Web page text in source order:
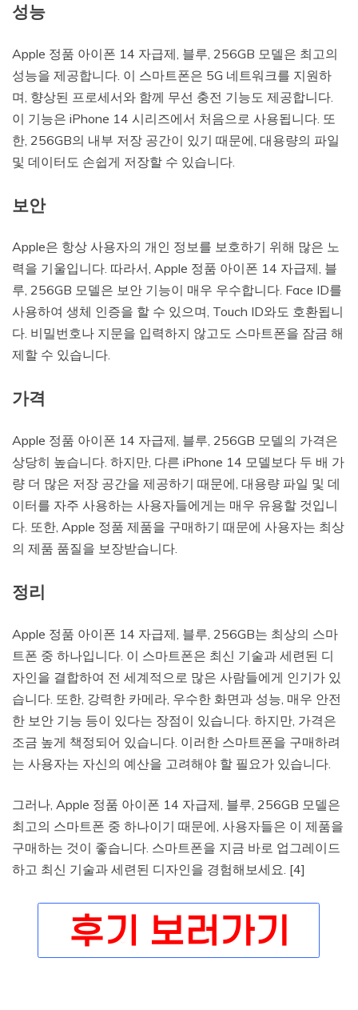
성능
Apple 정품 아이폰 14 자급제, 블루, 256GB 모델은 최고의
성능을 제공합니다. 이 스마트폰은 5G 네트워크를 지원하
며, 향상된 프로세서와 함께 무선 충전 기능도 제공합니다.
이 기능은 iPhone 14 시리즈에서 처음으로 사용됩니다. 또
한, 256GB의 내부 저장 공간이 있기 때문에, 대용량의 파일
및 데이터도 손쉽게 저장할 수 있습니다.
보안
Apple은 항상 사용자의 개인 정보를 보호하기 위해 많은 노
력을 기울입니다. 따라서, Apple 정품 아이폰 14 자급제, 블
루, 256GB 모델은 보안 기능이 매우 우수합니다. Face ID를
사용하여 생체 인증을 할 수 있으며, Touch ID와도 호환됩니
다. 비밀번호나 지문을 입력하지 않고도 스마트폰을 잠금 해
제할 수 있습니다.
가격
Apple 정품 아이폰 14 자급제, 블루, 256GB 모델의 가격은
상당히 높습니다. 하지만, 다른 iPhone 14 모델보다 두 배 가
량 더 많은 저장 공간을 제공하기 때문에, 대용량 파일 및 데
이터를 자주 사용하는 사용자들에게는 매우 유용할 것입니
다. 또한, Apple 정품 제품을 구매하기 때문에 사용자는 최상
의 제품 품질을 보장받습니다.
정리
Apple 정품 아이폰 14 자급제, 블루, 256GB는 최상의 스마
트폰 중 하나입니다. 이 스마트폰은 최신 기술과 세련된 디
자인을 결합하여 전 세계적으로 많은 사람들에게 인기가 있
습니다. 또한, 강력한 카메라, 우수한 화면과 성능, 매우 안전
한 보안 기능 등이 있다는 장점이 있습니다. 하지만, 가격은
조금 높게 책정되어 있습니다. 이러한 스마트폰을 구매하려
는 사용자는 자신의 예산을 고려해야 할 필요가 있습니다.
그러나, Apple 정품 아이폰 14 자급제, 블루, 256GB 모델은
최고의 스마트폰 중 하나이기 때문에, 사용자들은 이 제품을
구매하는 것이 좋습니다. 스마트폰을 지금 바로 업그레이드
하고 최신 기술과 세련된 디자인을 경험해보세요. [4]